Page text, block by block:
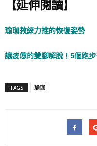
【延伸閱讀】
瑜珈教練力推的恢復姿勢
讓疲憊的雙腳解脫！5個跑
TAGS 瑜珈